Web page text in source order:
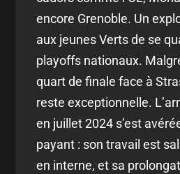
encore Grenoble. Un
aux jeunes Verts de se
playoffs nationaux.
quart de finale face à
reste exceptionnelle.
en juillet 2024 s’est
payant : son travail est
en interne, et sa